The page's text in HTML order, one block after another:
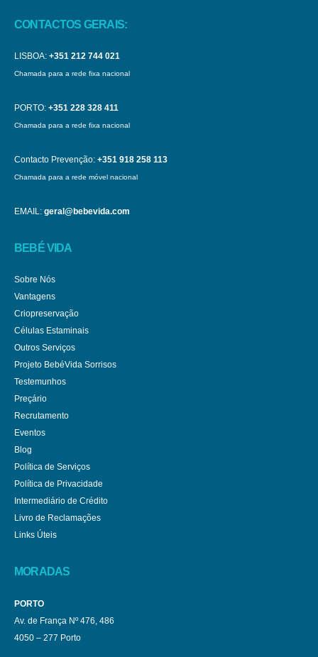
CONTACTOS GERAIS:
LISBOA: +351 212 744 021
Chamada para a rede fixa nacional
PORTO: +351 228 328 411
Chamada para a rede fixa nacional
Contacto Prevenção: +351 918 258 113
Chamada para a rede móvel nacional
EMAIL: geral@bebevida.com
BEBÉ VIDA
Sobre Nós
Vantagens
Criopreservação
Células Estaminais
Outros Serviços
Projeto BebéVida Sorrisos
Testemunhos
Preçário
Recrutamento
Eventos
Blog
Política de Serviços
Política de Privacidade
Intermediário de Crédito
Livro de Reclamações
Links Úteis
MORADAS
PORTO
Av. de França Nº 476, 486
4050 – 277 Porto